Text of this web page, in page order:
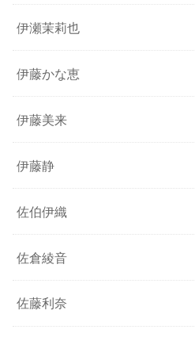
伊瀬茉莉也
伊藤かな恵
伊藤美来
伊藤静
佐伯伊織
佐倉綾音
佐藤利奈